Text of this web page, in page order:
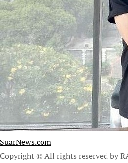
SuarNews.com
Copyright © All rights reserved by